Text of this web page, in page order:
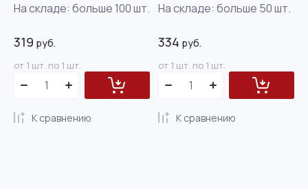
На складе: больше 100шт.
319 руб.
от 1 шт. по 1 шт.
К сравнению
На складе: больше 50шт.
334 руб.
от 1 шт. по 1 шт.
К сравнению